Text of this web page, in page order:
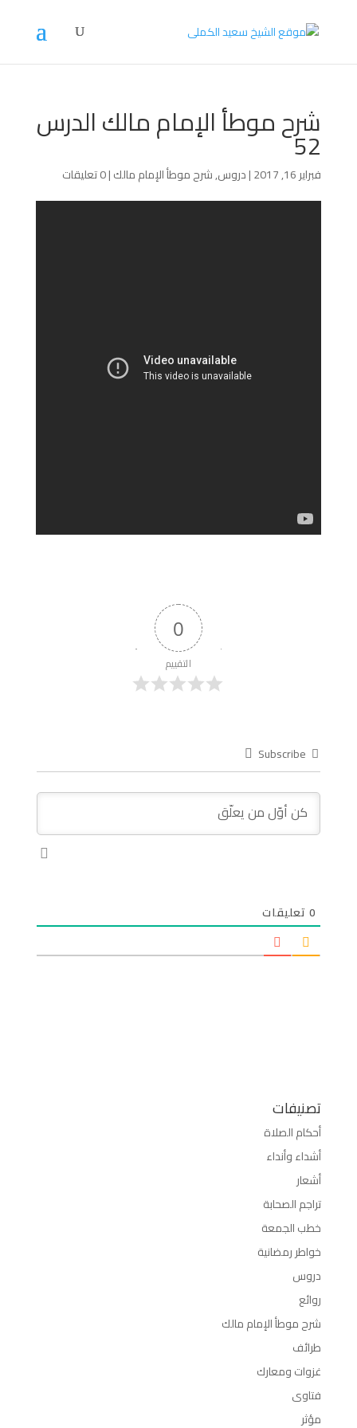
شرح موطأ الإمام مالك الدرس
52
فبراير 16, 2017 |دروس,شرح موطأ الإمام مالك|0 تعليقات
0
التقييم
Subscribe
0تعليقات
تصنيفات
أحكام الصلاة
أشداء وأنداء
أشعار
تراجم الصحابة
خطب الجمعة
خواطر رمضانية
دروس
روائع
شرح موطأ الإمام مالك
طرائف
غزوات ومعارك
فتاوى
مؤثر